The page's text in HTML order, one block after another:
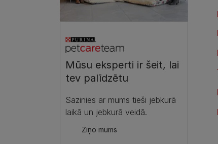
Mūsu eksperti ir šeit, lai
tev palīdzētu​
Sazinies ar mums tieši jebkurā
laikā un jebkurā veidā.​
Ziņo mums​